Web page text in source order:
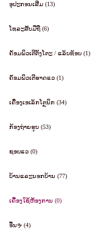
ອຸປະກອນເສີມ (13)
ໂທລະສັບມືຖື (6)
ຄັອມພິວເຕີຕັ້ງໂຕະ / ແລັບທັອບ (1)
ຄັອມພິວເຕີຮາດແວ (1)
ເຄື່ອງເອເລັກໂຕຼນິກ (34)
ກ້ອງຖ່າຍຮູບ (53)
ຊອບແວ (0)
ບ້ານແລະນອກບ້ານ (77)
ເຄື່ອງໃຊ້ຫ້ອງການ (0)
ອື່ນຯ (4)